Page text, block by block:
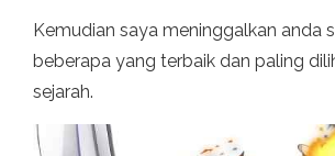
Kemudian saya meninggalkan anda
beberapa yang terbaik dan paling
sejarah.